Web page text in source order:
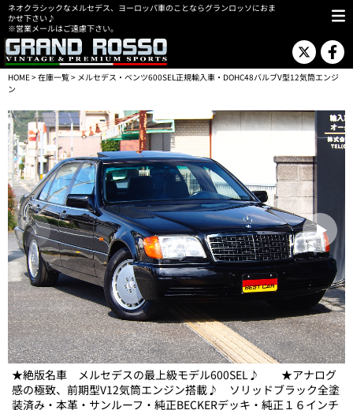
ネオクラシックなメルセデス、ヨーロッパ車のことならグランロッソにおま
かせ下さい♪
※営業メールはご遠慮下さい。
HOME>在庫一覧> メルセデス・ベンツ600SEL正規輸入車・DOHC48バルブV型12気筒エンジ
ン
★絶版名車 メルセデスの最上級モデル600SEL♪ ★アナログ
感の極致、前期型V12気筒エンジン搭載♪ ソリッドブラック全塗
装済み・本革・サンルーフ・純正BECKERデッキ・純正１６インチ